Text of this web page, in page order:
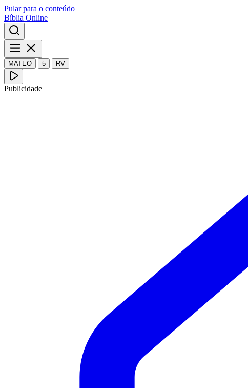
Pular para o conteúdo
Bíblia Online
MATEO 5 RV
Publicidade